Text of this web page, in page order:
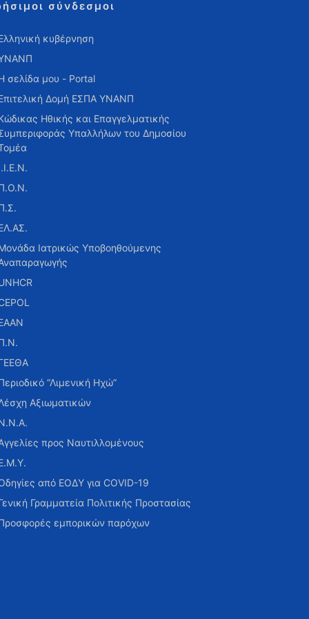
σύνδεσμοι
κυβέρνηση
σελίδα μου - Portal
Δομή ΕΣΠΑ ΥΝΑΝΠ
Ηθικής και Επαγγελματικής
Υπαλλήλων του Δημοσίου
Ιατρικώς Υποβοηθούμενης
“Λιμενική Ηχώ”
Αξιωματικών
προς Ναυτιλλομένους
από ΕΟΔΥ για COVID-19
Γραμματεία Πολιτικής Προστασίας
εμπορικών παρόχων